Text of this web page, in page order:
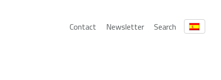
Contact Newsletter Search